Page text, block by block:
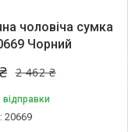
чоловіча сумка
Чорний
2 462 ₴
відправки
20669